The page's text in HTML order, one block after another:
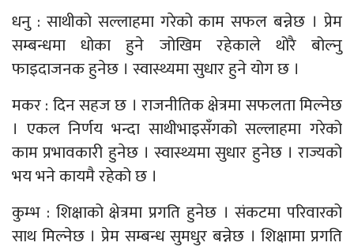
धनु : साथीको सल्लाहमा गरेको काम सफल बन्नेछ । प्रेम
सम्बन्धमा धोका हुने जोखिम रहेकाले थोरै बोल्नु
फाइदाजनक हुनेछ । स्वास्थ्यमा सुधार हुने योग छ ।
मकर : दिन सहज छ । राजनीतिक क्षेत्रमा सफलता मिल्नेछ
। एकल निर्णय भन्दा साथीभाइसँगको सल्लाहमा गरेको
काम प्रभावकारी हुनेछ । स्वास्थ्यमा सुधार हुनेछ । राज्यको
भय भने कायमै रहेको छ ।
कुम्भ : शिक्षाको क्षेत्रमा प्रगति हुनेछ । संकटमा परिवारको
साथ मिल्नेछ । प्रेम सम्बन्ध सुमधुर बन्नेछ । शिक्षामा प्रगति